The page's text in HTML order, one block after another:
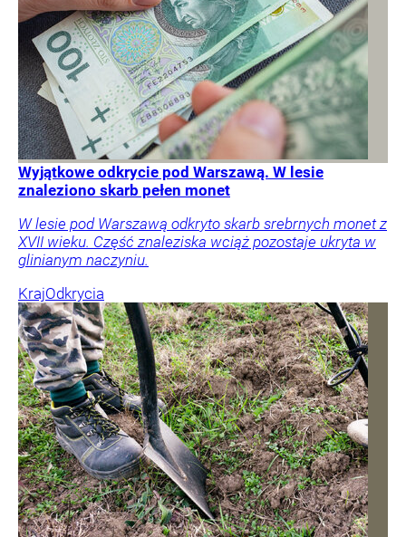
Wyjątkowe odkrycie pod Warszawą. W lesie
znaleziono skarb pełen monet
W lesie pod Warszawą odkryto skarb srebrnych monet z
XVII wieku. Część znaleziska wciąż pozostaje ukryta w
glinianym naczyniu.
KrajOdkrycia